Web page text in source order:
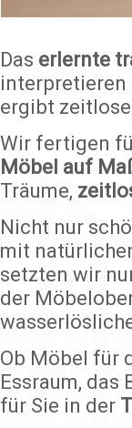
Das erlernte
interpretieren
ergibt
Wir fertigen
Möbel auf
Träume,
Nicht nur
mit
setzten wir
der
Ob Möbel für
Essraum, das
für Sie in der